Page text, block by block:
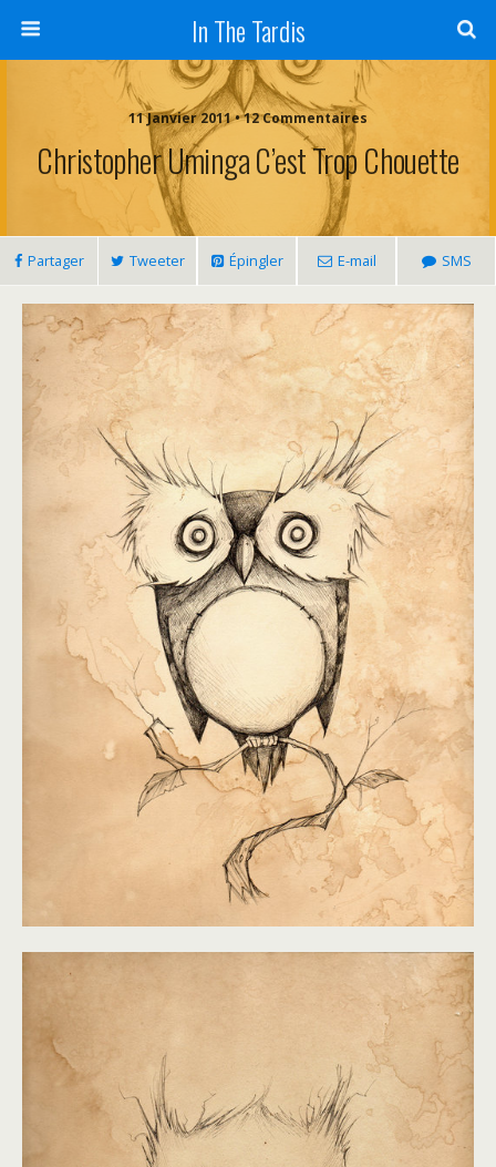
In The Tardis
11 Janvier 2011 • 12 Commentaires
Christopher Uminga C’est Trop Chouette
Partager Tweeter Épingler E-mail SMS